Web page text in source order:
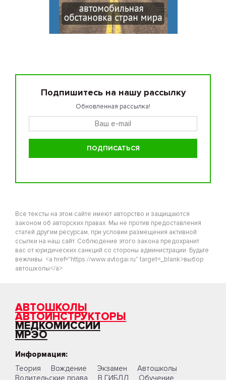
Подпишитесь на нашу рассылку
Обновленная рассылка!
Все тексты на этом сайте имеют авторство и защищаются
законом об авторских правах. Мы не против предоставления
статей другим ресурсам, при условии размещения активной
ссылки на наш сайт. Соблюдение этого закона предохранит
вас от юридических санкций со стороны администрации. Будьте
вежливы. <a href="https://www.avtogai.ru" target=_blank>выбор
автошколы</a>
АВТОШКОЛЫ
АВТОИНСТРУКТОРЫ
МЕДКОМИССИИ
МРЭО
Информация:
Теория
Вождение Экзамен
Автошколы
Водительские права
В ГИБДД Обучение